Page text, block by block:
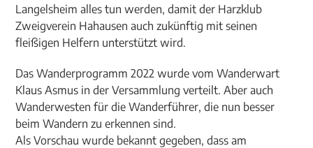
Langelsheim alles tun werden, damit der Harzklub
Zweigverein Hahausen auch zukünftig mit seinen
fleißigen Helfern unterstützt wird.
Das Wanderprogramm 2022 wurde vom Wanderwart
Klaus Asmus in der Versammlung verteilt. Aber auch
Wanderwesten für die Wanderführer, die nun besser
beim Wandern zu erkennen sind.
Als Vorschau wurde bekannt gegeben, dass am